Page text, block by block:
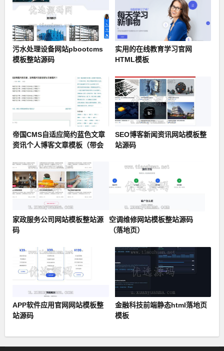
污水处理设备网站pbootcms
模板整站源码
实用的在线教育学习官网
HTML模板
帝国CMS自适应简约蓝色文章
资讯个人博客文章模板（带会
SEO博客新闻资讯网站模板整
站源码
家政服务公司网站模板整站源
码
空调维修网站模板整站源码
（落地页）
APP软件应用官网网站模板整
站源码
金融科技前端静态html落地页
模板